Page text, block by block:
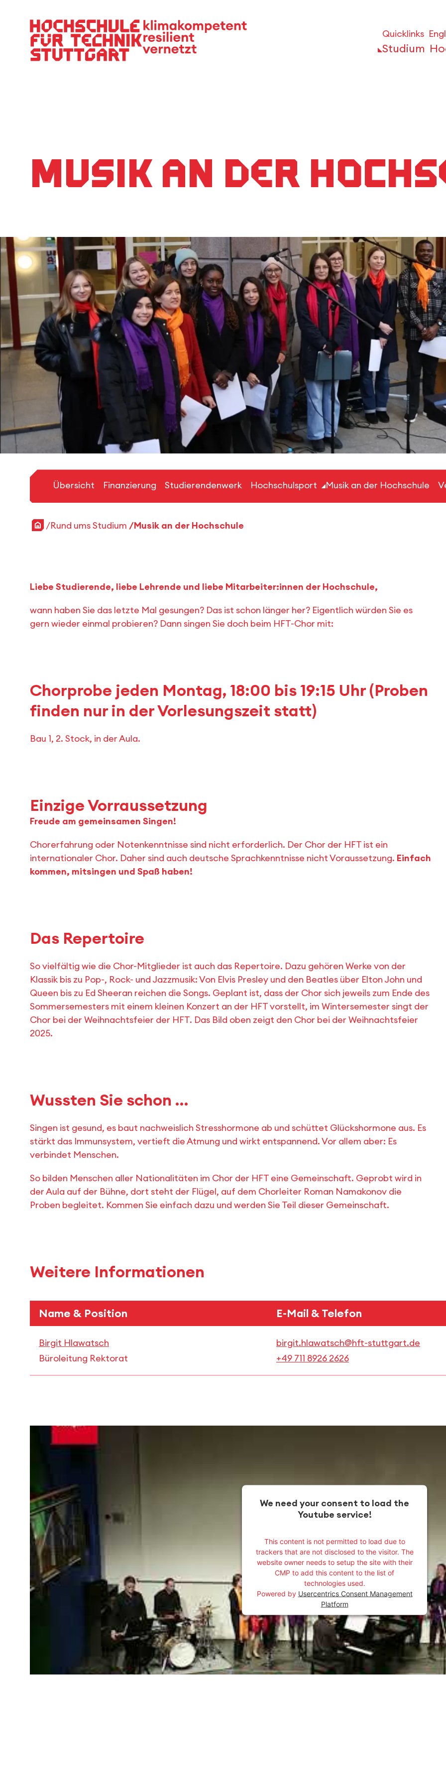
Hauptnavigation
Quicklinks
Studium
Musik an der
Übersicht Finanzierung Studierendenwerk Hochschulsport Musik an der Hochschule
Startseite
Rund ums Studium Musik an der Hochschule
Liebe Studierende, liebe Lehrende und liebe Mitarbeiter:innen der Hochschule,
wann haben Sie das letzte Mal gesungen? Das ist schon länger her? Eigentlich würden Sie es
gern wieder einmal probieren? Dann singen Sie doch beim HFT-Chor mit:
Chorprobe jeden Montag, 18:00 bis 19:15 Uhr (Proben
finden nur in der Vorlesungszeit statt)
Bau 1, 2. Stock, in der Aula.
Einzige Vorraussetzung
Freude am gemeinsamen Singen!
Chorerfahrung oder Notenkenntnisse sind nicht erforderlich. Der Chor der HFT ist ein
internationaler Chor. Daher sind auch deutsche Sprachkenntnisse nicht Voraussetzung. Einfach
kommen, mitsingen und Spaß haben!
Das Repertoire
So vielfältig wie die Chor-Mitglieder ist auch das Repertoire. Dazu gehören Werke von der
Klassik bis zu Pop-, Rock- und Jazzmusik: Von Elvis Presley und den Beatles über Elton John und
Queen bis zu Ed Sheeran reichen die Songs. Geplant ist, dass der Chor sich jeweils zum Ende des
Sommersemesters mit einem kleinen Konzert an der HFT vorstellt, im Wintersemester singt der
Chor bei der Weihnachtsfeier der HFT. Das Bild oben zeigt den Chor bei der Weihnachtsfeier
2025.
Wussten Sie schon …
Singen ist gesund, es baut nachweislich Stresshormone ab und schüttet Glückshormone aus. Es
stärkt das Immunsystem, vertieft die Atmung und wirkt entspannend. Vor allem aber: Es
verbindet Menschen.
So bilden Menschen aller Nationalitäten im Chor der HFT eine Gemeinschaft. Geprobt wird in
der Aula auf der Bühne, dort steht der Flügel, auf dem Chorleiter Roman Namakonov die
Proben begleitet. Kommen Sie einfach dazu und werden Sie Teil dieser Gemeinschaft.
Weitere Informationen
Name & Position E-Mail & Telefon
Birgit Hlawatsch
Büroleitung Rektorat
birgit.hlawatsch@hft-stuttgart.de
+49 711 8926 2626
We need your consent to load the
Youtube service!
This content is not permitted to load due to
trackers that are not disclosed to the visitor. The
website owner needs to setup the site with their
CMP to add this content to the list of
technologies used.
Powered by Usercentrics Consent Management
Platform